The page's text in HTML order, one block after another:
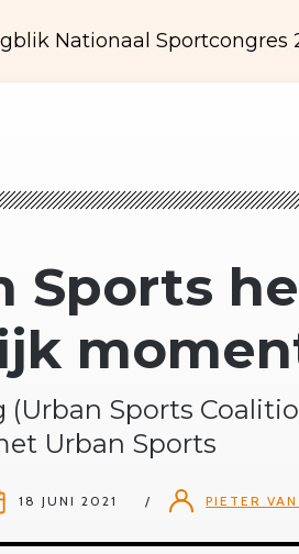
Nationaal Sportcongres
Sports
(Urban Sports
Urban Sports
18 JUNI 2021 PIETER